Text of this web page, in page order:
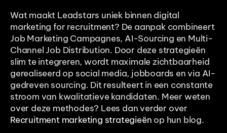
Wat maakt Leadstars uniek binnen digital
marketing for recruitment? De aanpak combineert
Job Marketing Campagnes, AI-Sourcing en Multi-
Channel Job Distribution. Door deze strategieën
slim te integreren, wordt maximale zichtbaarheid
gerealiseerd op social media, jobboards en via AI-
gedreven sourcing. Dit resulteert in een constante
stroom van kwalitatieve kandidaten. Meer weten
Recruitment marketing strategieën op hun blog.